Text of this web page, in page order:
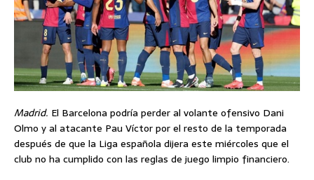
Madrid. El Barcelona podría perder al volante ofensivo Dani
Olmo y al atacante Pau Víctor por el resto de la temporada
después de que la Liga española dijera este miércoles que el
club no ha cumplido con las reglas de juego limpio financiero.